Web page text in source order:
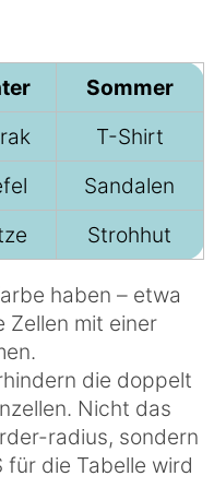
Sommer
T-Shirt
Sandalen
Strohhut
haben – etwa
Zellen mit einer
die doppelt
Nicht das
radius, sondern
für die Tabelle wird